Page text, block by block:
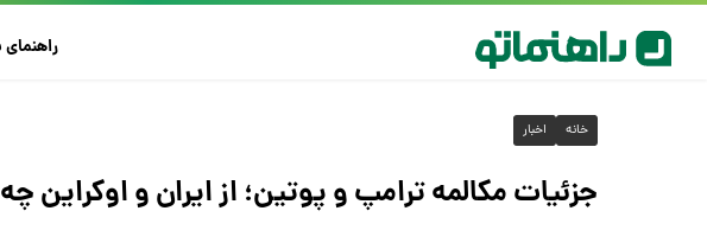
خانه اخبار
جزئیات مکالمه ترامپ و پوتین؛ از ایران و اوکراین